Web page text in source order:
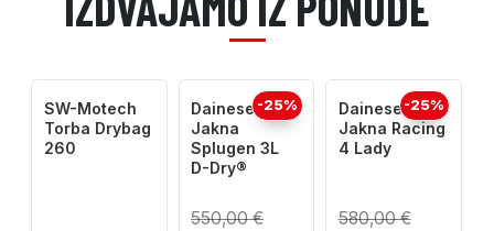
SW-Motech
Torba Drybag
260
Dainese
Jakna
Splugen 3L
D-Dry®
550,00 €
-25%
Dainese
Jakna Racing
4 Lady
580,00 €
-25%